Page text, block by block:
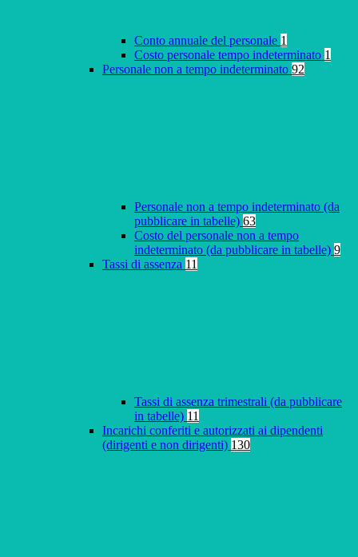
Conto annuale del personale 1
Costo personale tempo indeterminato 1
Personale non a tempo indeterminato 92
Personale non a tempo indeterminato (da
pubblicare in tabelle) 63
Costo del personale non a tempo
indeterminato (da pubblicare in tabelle) 9
Tassi di assenza 11
Tassi di assenza trimestrali (da pubblicare
in tabelle) 11
Incarichi conferiti e autorizzati ai dipendenti
(dirigenti e non dirigenti) 130